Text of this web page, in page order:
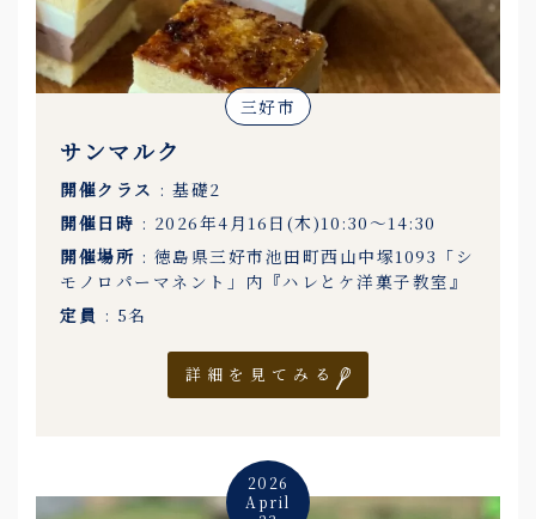
三好市
サンマルク
開催クラス : 基礎2
開催日時 : 2026年4月16日(木)10:30〜14:30
開催場所 : 徳島県三好市池田町西山中塚1093「シ
モノロパーマネント」内『ハレとケ洋菓子教室』
定員 : 5名
詳細を見てみる
2026
April